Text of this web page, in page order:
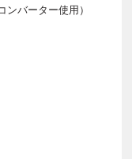
ンバーター使用）